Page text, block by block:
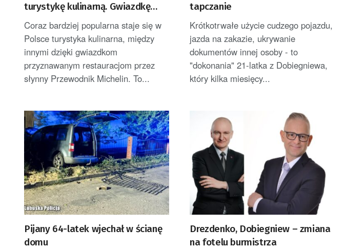
turystykę kulinarną. Gwiazdkę
zdobyła restauracja w Lubuskiem
Coraz bardziej popularna staje się w
Polsce turystyka kulinarna, między
innymi dzięki gwiazdkom
przyznawanym restauracjom przez
słynny Przewodnik Michelin. To...
tapczanie
Krótkotrwałe użycie cudzego pojazdu,
jazda na zakazie, ukrywanie
dokumentów innej osoby - to
"dokonania" 21-latka z Dobiegniewa,
który kilka miesięcy...
Pijany 64-latek wjechał w ścianę
domu
Drezdenko, Dobiegniew – zmiana
na fotelu burmistrza